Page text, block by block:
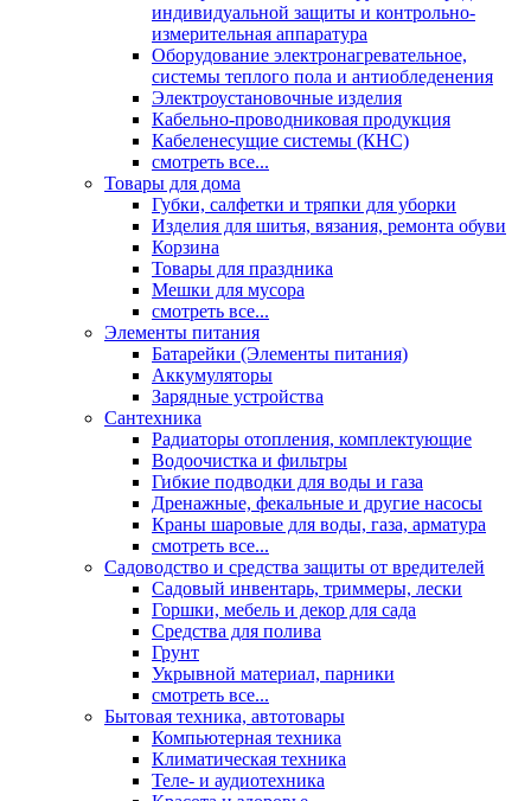
индивидуальной защиты и контрольно-
измерительная аппаратура
Оборудование электронагревательное,
системы теплого пола и антиобледенения
Электроустановочные изделия
Кабельно-проводниковая продукция
Кабеленесущие системы (КНС)
смотреть все...
Товары для дома
Губки, салфетки и тряпки для уборки
Изделия для шитья, вязания, ремонта обуви
Корзина
Товары для праздника
Мешки для мусора
смотреть все...
Элементы питания
Батарейки (Элементы питания)
Аккумуляторы
Зарядные устройства
Сантехника
Радиаторы отопления, комплектующие
Водоочистка и фильтры
Гибкие подводки для воды и газа
Дренажные, фекальные и другие насосы
Краны шаровые для воды, газа, арматура
смотреть все...
Садоводство и средства защиты от вредителей
Садовый инвентарь, триммеры, лески
Горшки, мебель и декор для сада
Средства для полива
Грунт
Укрывной материал, парники
смотреть все...
Бытовая техника, автотовары
Компьютерная техника
Климатическая техника
Теле- и аудиотехника